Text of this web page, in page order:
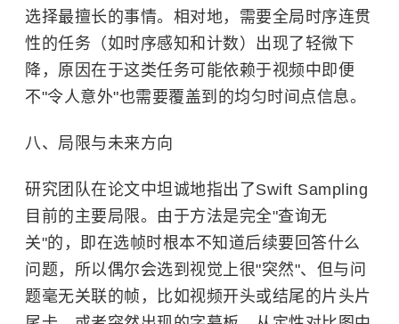
选择最擅长的事情。相对地，需要全局时序连贯
性的任务（如时序感知和计数）出现了轻微下
降，原因在于这类任务可能依赖于视频中即便
不"令人意外"也需要覆盖到的均匀时间点信息。
八、局限与未来方向
研究团队在论文中坦诚地指出了Swift Sampling
目前的主要局限。由于方法是完全"查询无
关"的，即在选帧时根本不知道后续要回答什么
问题，所以偶尔会选到视觉上很"突然"、但与问
题毫无关联的帧，比如视频开头或结尾的片头片